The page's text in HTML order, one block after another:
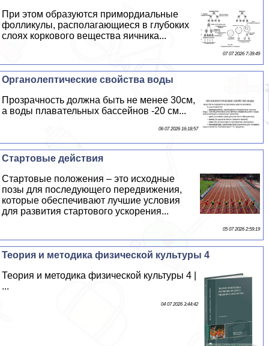
При этом образуются примордиальные
фолликулы, располагающиеся в глубоких
слоях коркового вещества яичника...
07 07 2026 7:39:49
Органолептические свойства воды
Прозрачность должна быть не менее 30см,
а воды плавательных бассейнов -20 см...
06 07 2026 16:18:57
Стартовые действия
Стартовые положения – это исходные
позы для последующего передвижения,
которые обеспечивают лучшие условия
для развития стартового ускорения...
05 07 2026 2:59:19
Теория и методика физической культуры 4
Теория и методика физической культуры 4 |
...
04 07 2026 3:44:42